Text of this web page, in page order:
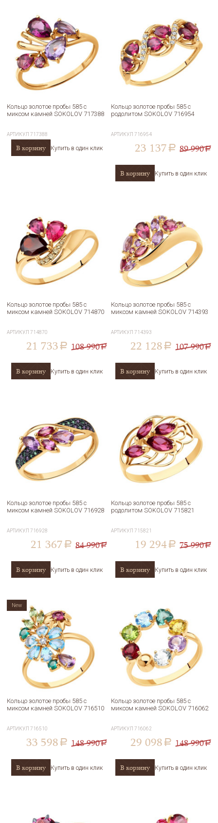
Кольцо золотое пробы 585 с
миксом камней SOKOLOV 717388
АРТИКУЛ717388
В корзину Купить в один клик
Кольцо золотое пробы 585 с
родолитом SOKOLOV 716954
АРТИКУЛ716954
23 137 a 89 990a
В корзину Купить в один клик
Кольцо золотое пробы 585 с
миксом камней SOKOLOV 714870
АРТИКУЛ714870
21 733 a 108 990a
В корзину Купить в один клик
Кольцо золотое пробы 585 с
миксом камней SOKOLOV 714393
АРТИКУЛ714393
22 128 a 107 990a
В корзину Купить в один клик
Кольцо золотое пробы 585 с
миксом камней SOKOLOV 716928
АРТИКУЛ716928
21 367 a 84 990a
В корзину Купить в один клик
Кольцо золотое пробы 585 с
родолитом SOKOLOV 715821
АРТИКУЛ715821
19 294 a 75 990a
В корзину Купить в один клик
Кольцо золотое пробы 585 с
миксом камней SOKOLOV 716510
АРТИКУЛ716510
33 598 a 148 990a
В корзину Купить в один клик
New
Кольцо золотое пробы 585 с
миксом камней SOKOLOV 716062
АРТИКУЛ716062
29 098 a 148 990a
В корзину Купить в один клик